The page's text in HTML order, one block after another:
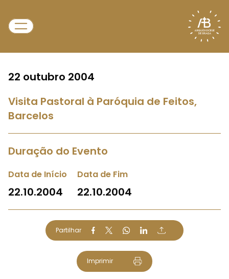
22 outubro 2004
Visita Pastoral à Paróquia de Feitos,
Barcelos
Duração do Evento
Data de Início
22.10.2004
Data de Fim
22.10.2004
Partilhar
Imprimir